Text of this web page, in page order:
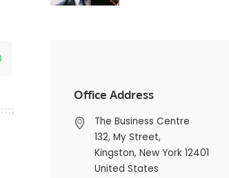
Office Address
The Business Centre
132, My Street,
Kingston, New York 12401
United States